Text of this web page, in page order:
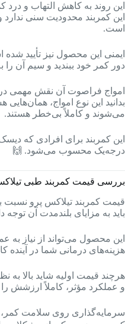
این روند به کاهش التهاب و درد
این کمربند محدودیت سنی
است.
ایمنی این محصول نیز تأیید
دور کمر خود ببندید و سیم آن
امواج فراصوت آن نقش مهمی
بدانید این نوع امواج،
می‌شوند و کاملاً بی‌خطر هستند.
این کمربند برای افرادی که
درجه‌یک محسوب می‌شود. 🙌
بررسی قیمت کمربند طبی
قیمت کمربند تیلاکس پرو نسبت
باید به مزایای بلندمدت آن
این محصول می‌تواند از نیاز به
هزینه‌های درمانی شما در آینده
هرچند قیمت اولیه شاید بالا به
و عملکرد مؤثر، کاملاً ارزشش را
سرمایه‌گذاری روی سلامت